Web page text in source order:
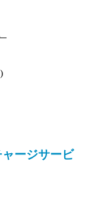
ージサービ